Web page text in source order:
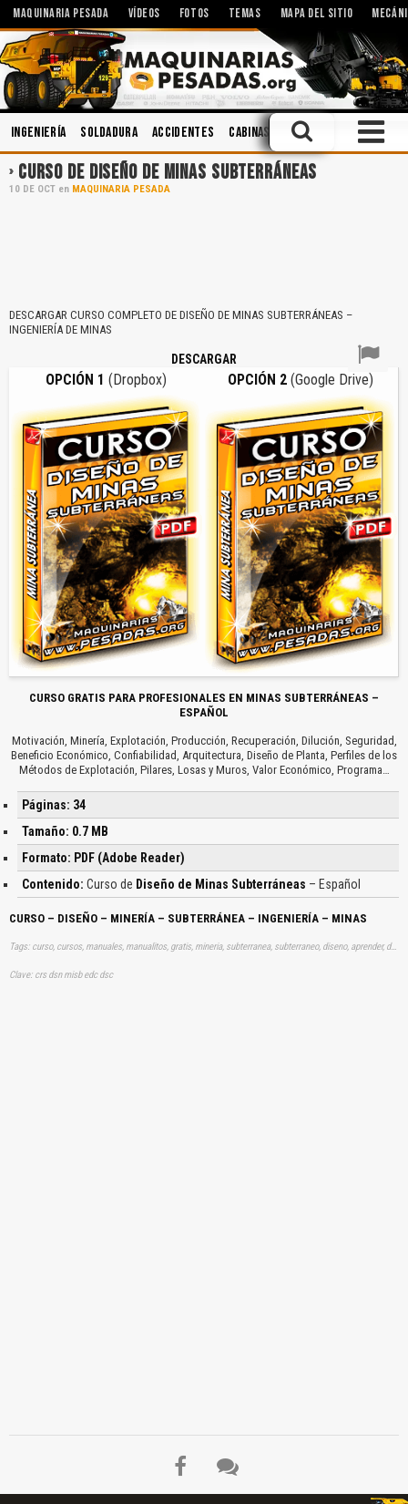
MAQUINARIA PESADA VÍDEOS FOTOS TEMAS MAPA DEL SITIO
Ingeniería Soldadura Accidentes Cabinas Sistemas Hidráulicos
CURSO DE DISEÑO DE MINAS SUBTERRÁNEAS
10 DE OCT en MAQUINARIA PESADA
DESCARGAR CURSO COMPLETO DE DISEÑO DE MINAS SUBTERRÁNEAS –
INGENIERÍA DE MINAS
DESCARGAR
OPCIÓN 1 (Dropbox) OPCIÓN 2 (Google Drive)
CURSO GRATIS PARA PROFESIONALES EN MINAS SUBTERRÁNEAS –
ESPAÑOL
Motivación, Minería, Explotación, Producción, Recuperación, Dilución, Seguridad,
Beneficio Económico, Confiabilidad, Arquitectura, Diseño de Planta, Perfiles de los
Métodos de Explotación, Pilares, Losas y Muros, Valor Económico, Programa…
Páginas: 34
Tamaño: 0.7 MB
Formato: PDF (Adobe Reader)
Contenido: Curso de Diseño de Minas Subterráneas – Español
CURSO – DISEÑO – MINERÍA – SUBTERRÁNEA – INGENIERÍA – MINAS
Tags: curso, cursos, manuales, manualitos, gratis, mineria, subterranea, subterraneo, diseno, aprender, descargas
Clave: crs dsn misb edc dsc